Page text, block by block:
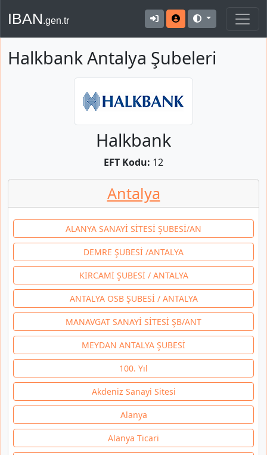
IBAN.gen.tr
Halkbank Antalya Şubeleri
Halkbank
EFT Kodu: 12
Antalya
ALANYA SANAYİ SİTESİ ŞUBESİ/AN
DEMRE ŞUBESİ /ANTALYA
KIRCAMİ ŞUBESİ / ANTALYA
ANTALYA OSB ŞUBESİ / ANTALYA
MANAVGAT SANAYİ SİTESİ ŞB/ANT
MEYDAN ANTALYA ŞUBESİ
100. Yıl
Akdeniz Sanayi Sitesi
Alanya
Alanya Ticari